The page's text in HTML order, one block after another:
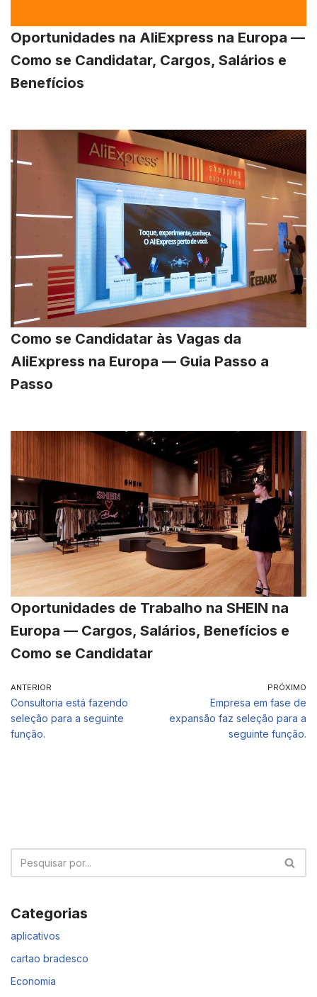
Oportunidades na AliExpress na Europa —
Como se Candidatar, Cargos, Salários e
Benefícios
Como se Candidatar às Vagas da
AliExpress na Europa — Guia Passo a
Passo
Oportunidades de Trabalho na SHEIN na
Europa — Cargos, Salários, Benefícios e
Como se Candidatar
ANTERIOR
Consultoria está fazendo
seleção para a seguinte
função.
PRÓXIMO
Empresa em fase de
expansão faz seleção para a
seguinte função.
Categorias
aplicativos
cartao bradesco
Economia